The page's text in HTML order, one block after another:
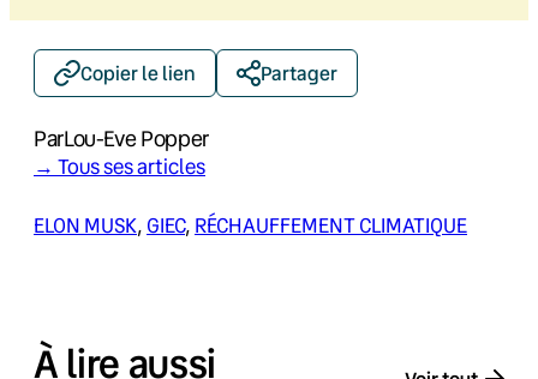
Copier le lien Partager
ParLou-Eve Popper
→ Tous ses articles
ELON MUSK, GIEC, RÉCHAUFFEMENT CLIMATIQUE
À lire aussi